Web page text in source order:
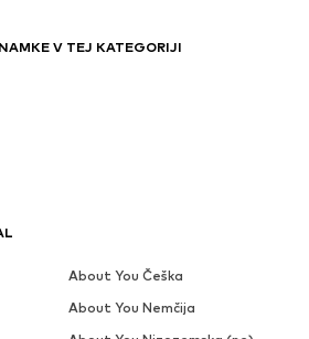
V TEJ KATEGORIJI
About You Češka
About You Nemčija